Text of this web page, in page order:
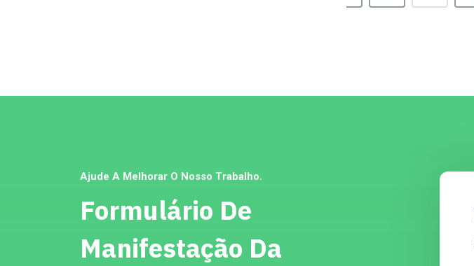
Ajude A Melhorar O Nosso Trabalho.
Formulário De
Manifestação Da